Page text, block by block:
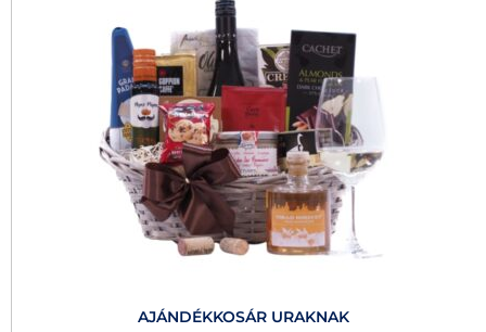
AJÁNDÉKKOSÁR URAKNAK